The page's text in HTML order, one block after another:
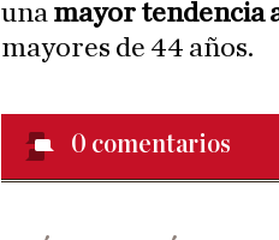
una mayor tendencia
mayores de 44 años.
0 comentarios